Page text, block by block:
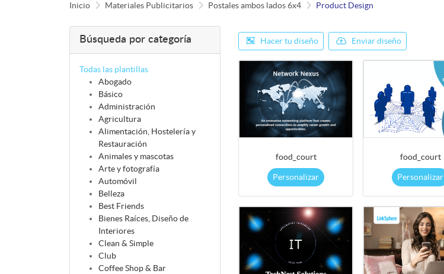
Inicio Materiales Publicitarios Postales ambos lados 6x4 Product Design
Búsqueda por categoría
Todas las plantillas
Abogado
Básico
Administración
Agricultura
Alimentación, Hostelería y
Restauración
Animales y mascotas
Arte y fotografía
Automóvil
Belleza
Best Friends
Bienes Raíces, Diseño de
Interiores
Clean & Simple
Club
Coffee Shop & Bar
Hacer tu diseño Enviar diseño
food_court
Personalizar
food_court
Personalizar